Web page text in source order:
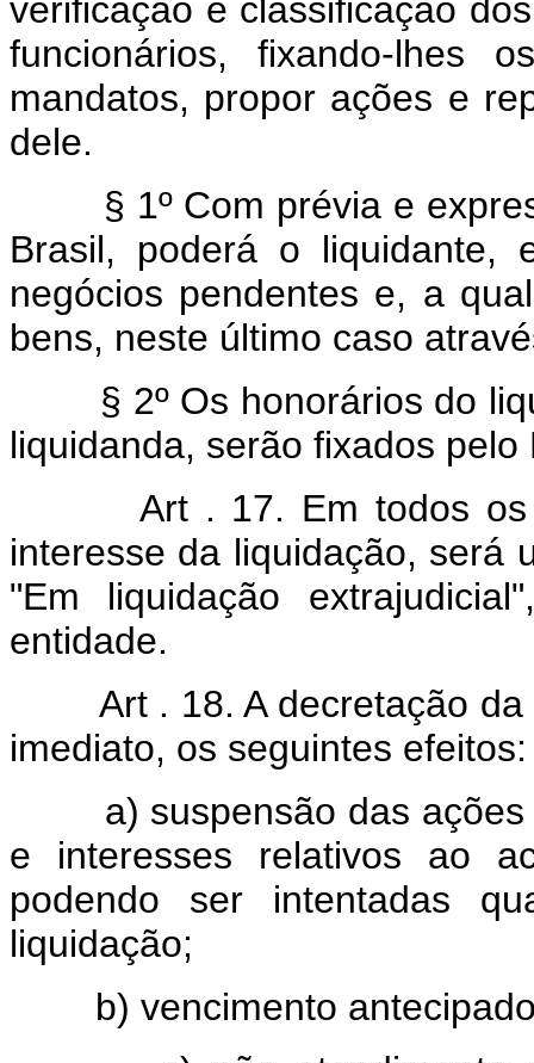
verificação e classificação
funcionários, fixando-lhes
mandatos, propor ações e
dele.
§ 1º Com prévia e
Brasil, poderá o liquidante,
negócios pendentes e, a
bens, neste último caso
§ 2º Os honorários do
liquidanda, serão fixados
Art . 17. Em todos
interesse da liquidação, será
"Em liquidação
entidade.
Art . 18. A decretação
imediato, os seguintes efeitos:
a) suspensão das ações
e interesses relativos ao
podendo ser intentadas
liquidação;
b) vencimento